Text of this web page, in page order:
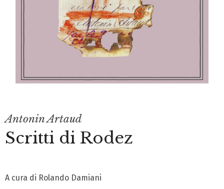
Antonin Artaud
Scritti di Rodez
A cura di Rolando Damiani